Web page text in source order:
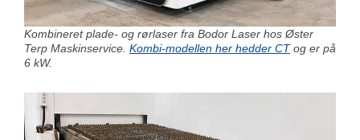
Kombineret plade- og rørlaser fra Bodor Laser hos Øster
Terp Maskinservice. Kombi-modellen her hedder CTog er på
6 kW.